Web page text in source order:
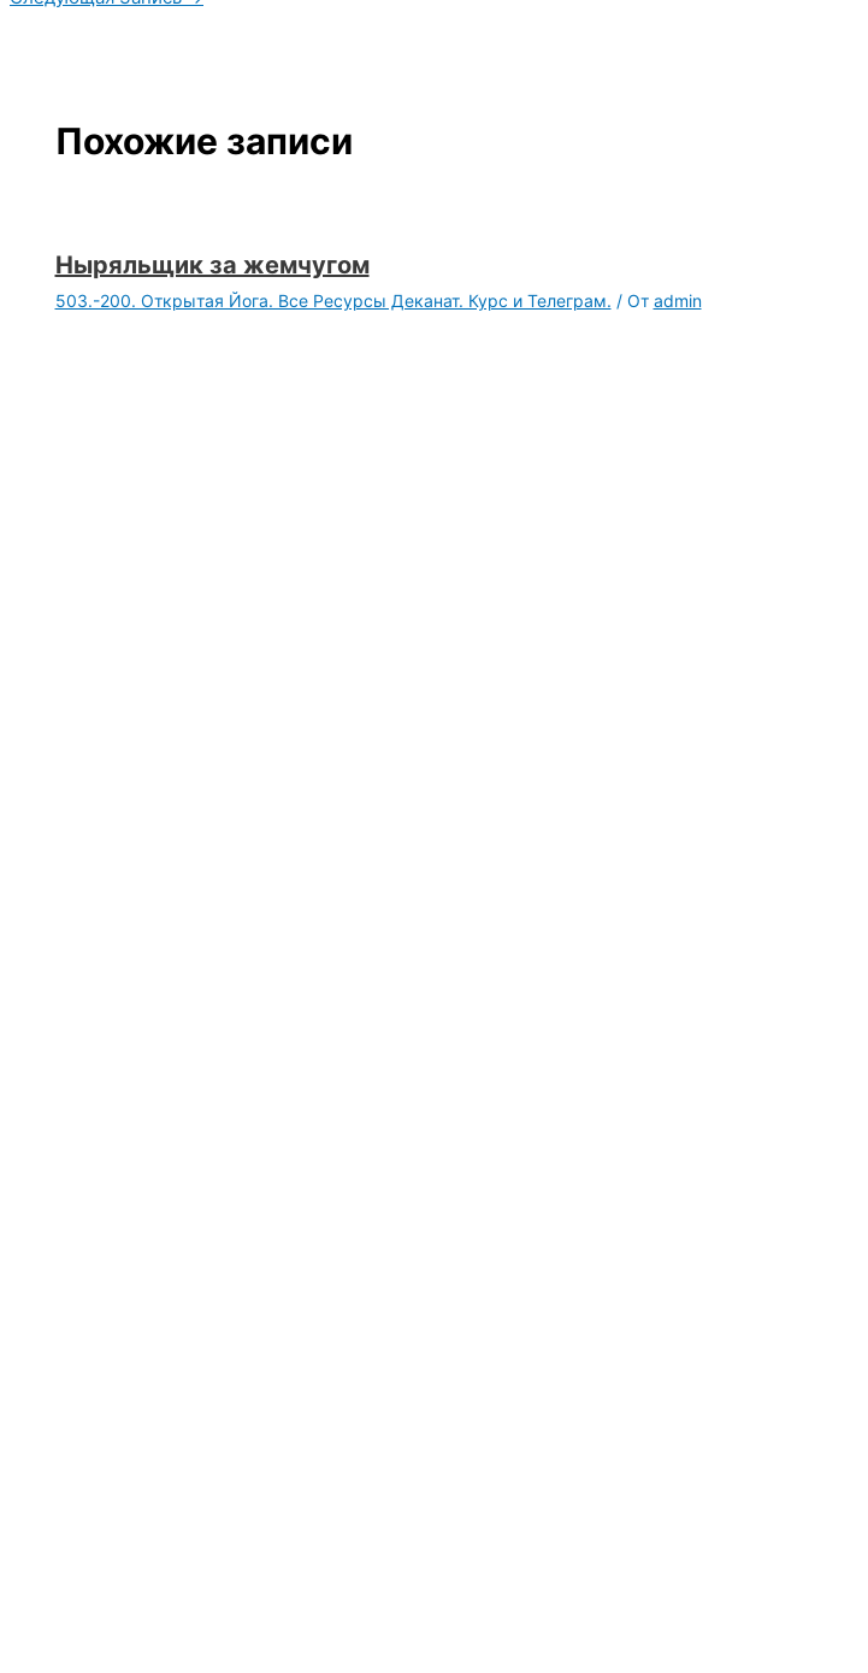
Похожие записи
Ныряльщик за жемчугом
503.-200. Открытая Йога. Все Ресурсы Деканат. Курс и Телеграм. / От admin